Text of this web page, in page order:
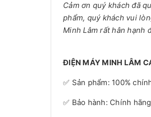
Cảm ơn quý khách đã
phẩm, quý khách vui
Minh Lâm rất hân hạnh
ĐIỆN MÁY MINH LÂM
✅ Sản phẩm: 100%
✅ Bảo hành: Chính hãng